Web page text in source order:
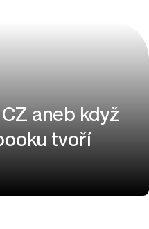
aneb když
tvoří